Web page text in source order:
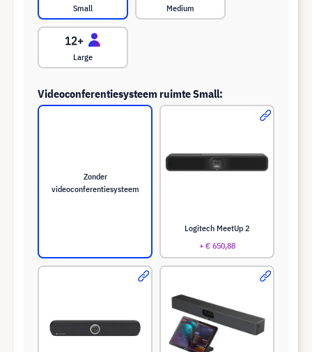
Small Medium
Large
Videoconferentiesysteem ruimte Small:
Zonder
videoconferentiesysteem
Logitech MeetUp 2
+ € 650,88